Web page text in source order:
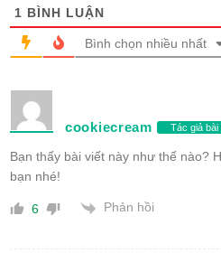
1 BÌNH LUẬN
Bình chọn nhiều nhất
cookiecream Tác giả bài
Bạn thấy bài viết này như thế nào?
bạn nhé!
6 Phản hồi